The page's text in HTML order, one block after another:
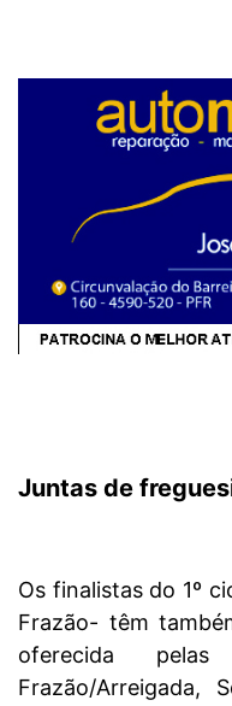
Juntas de
Os finalistas do 1º
Frazão- têm
oferecida
Frazão/Arreigada,